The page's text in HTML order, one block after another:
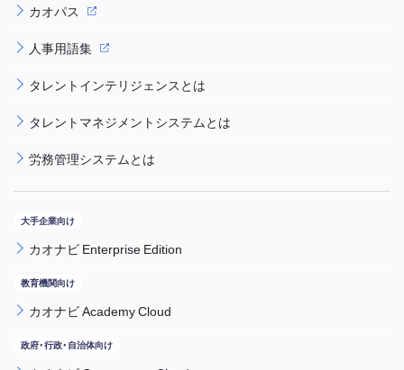
カオパス
人事用語集
タレントインテリジェンスとは
タレントマネジメントシステムとは
労務管理システムとは
カオナビ Enterprise Edition
カオナビ Academy Cloud